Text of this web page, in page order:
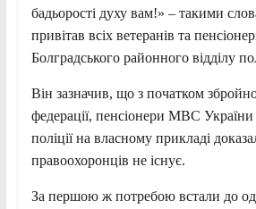
бадьорості духу вам!» – такими
привітав всіх ветеранів та
Болградського районного відділу
Він зазначив, що з початком збройної
федерації, пенсіонери МВС України
поліції на власному прикладі
правоохоронців не існує.
За першою ж потребою встали до